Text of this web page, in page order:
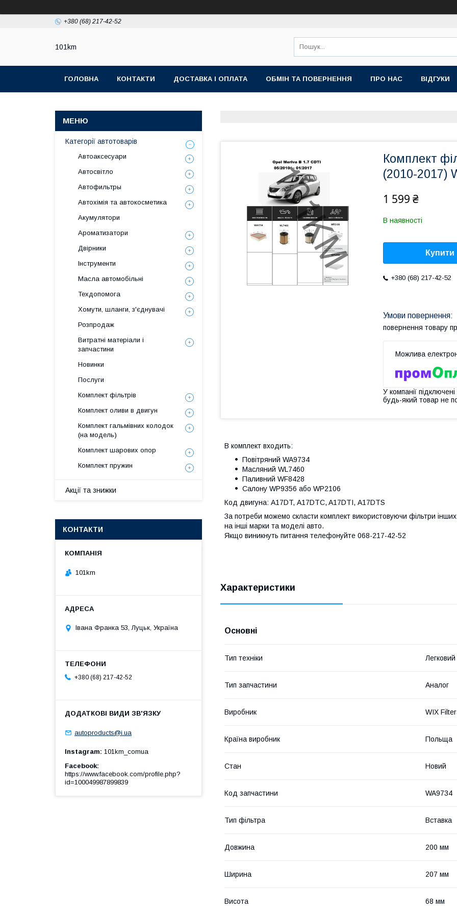
+380 (68) 217-42-52
101km
ГОЛОВНА КОНТАКТИ ДОСТАВКА І ОПЛАТА ОБМІН ТА ПОВЕРНЕННЯ ПРО НАС ВІДГУКИ
Комплект
(2010-2017)
1 599 ₴
В наявності
Купити
+380 (68) 217-42-52
повернення товару
У компанії
будь-який товар не
В комплект входить:
Повітряний WA9734
Масляний WL7460
Паливний WF8428
Салону WP9356 або WP2106
Код двигуна: A17DT, A17DTC, A17DTI, A17DTS
За потреби можемо скласти комплект використовуючи фільтри
на інші марки та моделі авто.
Якщо виникнуть питання телефонуйте 068-217-42-52
Характеристики
Основні
Тип техніки
Тип запчастини Аналог
Виробник WIX
Країна виробник Польща
Стан Новий
Код запчастини WA9734
Тип фільтра Вставка
Довжина 200 мм
Ширина 207 мм
Висота 68 мм
Категорії автотоварів
Автоаксесуари
Автосвітло
Автофильтры
Автохімія та автокосметика
Акумулятори
Ароматизатори
Двірники
Інструменти
Масла автомобільні
Техдопомога
Хомути, шланги, з'єднувачі
Розпродаж
Витратні матеріали і
запчастини
Новинки
Послуги
Комплект фільтрів
Комплект оливи в двигун
Комплект гальмівних колодок
(на модель)
Комплект шарових опор
Комплект пружин
Акції та знижки
КОНТАКТИ
101km
Івана Франка 53, Луцьк, Україна
+380 (68) 217-42-52
autoproducts@i.ua
Instagram 101km_comua
Facebook
https://www.facebook.com/profile.php?
id=100049987899839